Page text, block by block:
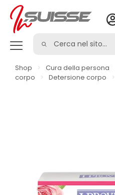
Shop > Cura della persona
corpo
> Detersione corpo >